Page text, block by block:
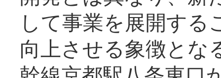
して事業を展開する
向上させる象徴とな